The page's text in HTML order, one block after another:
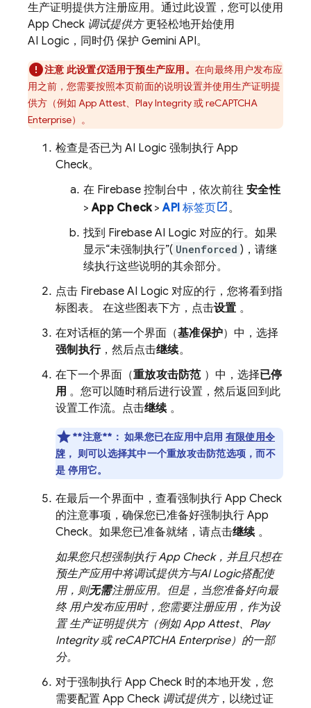
生产证明提供方注册应用。通过此设置，您可以使用
App Check 调试提供方更轻松地开始使用
AI Logic ，同时仍 保护 Gemini API。
注意 此设置仅适用于预生产应用。 在向最终用户发布应
用之前，您需要按照本页前面的说明设置并使用生产证明提
供方（例如 App Attest、Play Integrity 或 reCAPTCHA
Enterprise）。
检查是否已为 AI Logic 强制执行 App
Check。
在 Firebase 控制台中，依次前往安全性
>App Check>API 标签页
。
找到 Firebase AI Logic 对应的行。如果
显示“未强制执行”( Unenforced )，请继
续执行这些说明的其余部分。
点击 Firebase AI Logic 对应的行，您将看到指
标图表。 在这些图表下方，点击设置 。
在对话框的第一个界面（基准保护）中，选择
强制执行，然后点击继续。
在下一个界面（重放攻击防范）中，选择已停
用 。您可以随时稍后进行设置，然后返回到此
设置工作流。点击继续。
**注意**： 如果您已在应用中启用 有限使用令
牌 ， 则可以选择其中一个重放攻击防范选项，而不
是 停用它。
在最后一个界面中，查看强制执行 App Check
的注意事项，确保您已准备好强制执行 App
Check。如果您已准备就绪，请点击继续。
如果您只想强制执行App Check，并且只想在
预生产应用中将调试提供方与AI Logic搭配使
用，则无需注册应用。但是，当您准备好向最
终 用户发布应用时，您需要注册应用，作为设
置 生产证明提供方（例如 App Attest、Play
Integrity 或 reCAPTCHA Enterprise）的一部
分。
对于强制执行 App Check 时的本地开发，您
需要配置 App Check 调试提供方，以绕过证